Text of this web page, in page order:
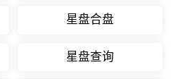
星盘合盘
星盘查询